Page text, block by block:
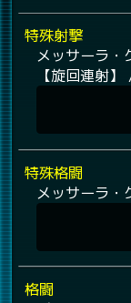
特殊射撃
メッサーラ
【旋回連射】
特殊格闘
メッサーラ
格闘